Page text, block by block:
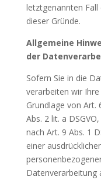
letztgenannten
dieser Gründe.
Allgemeine
der
Sofern Sie in die
verarbeiten wir
Grundlage von Art.
Abs. 2 lit. a
nach Art. 9 Abs. 1
einer
Datenverarbeitung